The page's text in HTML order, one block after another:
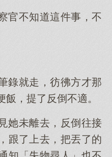
官不知道這件事，不
錄就走，彷彿方才那
，提了反倒不適。
她未離去，反倒往接
跟了上去，把丟了的